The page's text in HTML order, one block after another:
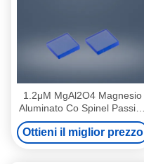
1.2μM MgAl2O4 Magnesio
Aluminato Co Spinel Passive
Q Switch
Ottieni il miglior prezzo